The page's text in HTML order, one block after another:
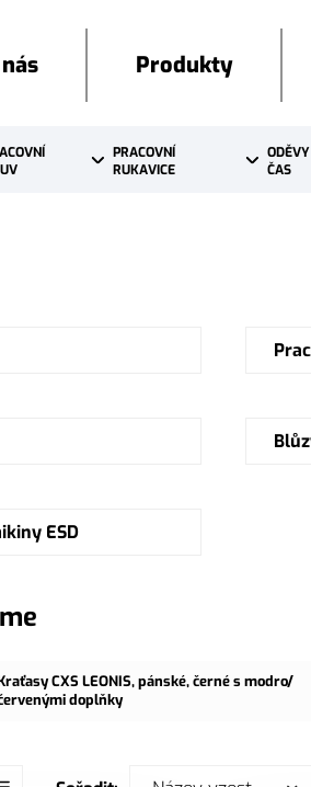
Produkty
PRACOVNÍ
RUKAVICE
ČAS
ESD
CXS LEONIS, pánské, černé s modro/
doplňky